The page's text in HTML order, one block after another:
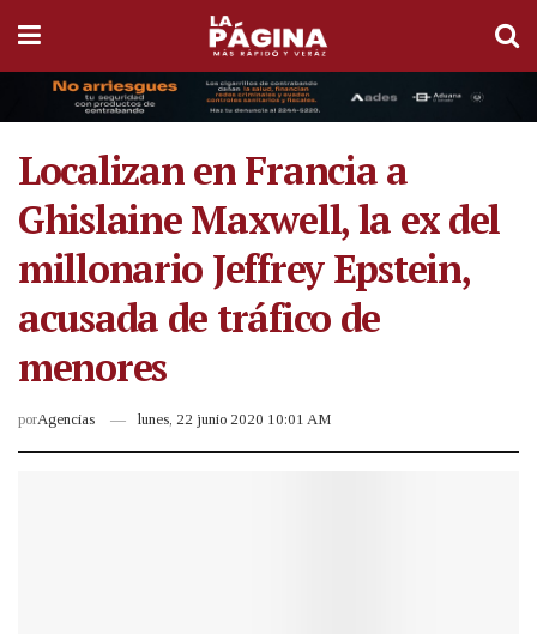
Localizan en Francia a
Ghislaine Maxwell, la ex del
millonario Jeffrey Epstein,
acusada de tráfico de
menores
porAgencias lunes, 22 junio 2020 10:01 AM